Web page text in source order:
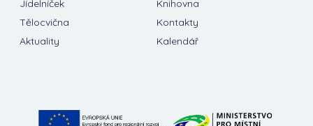
Jídelníček
Knihovna
Tělocvična
Kontakty
Aktuality
Kalendář